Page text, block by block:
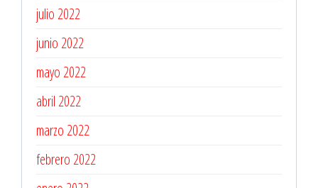
julio 2022
junio 2022
mayo 2022
abril 2022
marzo 2022
febrero 2022